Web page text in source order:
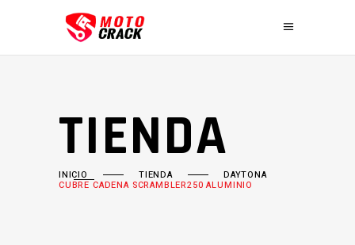
TIENDA
INICIO TIENDA DAYTONA
CUBRE CADENA SCRAMBLER250 ALUMINIO